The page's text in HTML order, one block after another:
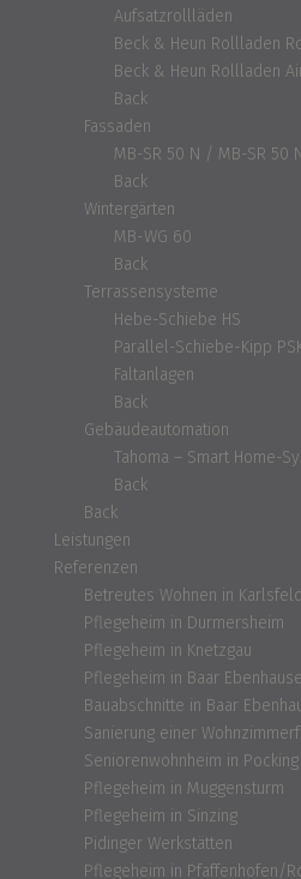
Aufsatzrollläden
Beck & Heun Rollladen
Beck & Heun Rollladen
Back
Fassaden
MB-SR 50 N / MB-SR 50
Back
Wintergärten
MB-WG 60
Back
Terrassensysteme
Hebe-Schiebe HS
Parallel-Schiebe-Kipp
Faltanlagen
Back
Gebäudeautomation
Tahoma – Smart Home-
Back
Back
Leistungen
Referenzen
Betreutes Wohnen in Karlsfeld
Pflegeheim in Durmersheim
Pflegeheim in Knetzgau
Pflegeheim in Baar
Bauabschnitte in Baar
Sanierung einer
Seniorenwohnheim in Pocking
Pflegeheim in Muggensturm
Pflegeheim in Sinzing
Pidinger Werkstätten
Pflegeheim in Pfaffenhofen/